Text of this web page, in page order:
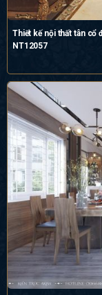
Thiết kế nội thất tân cổ
NT12057